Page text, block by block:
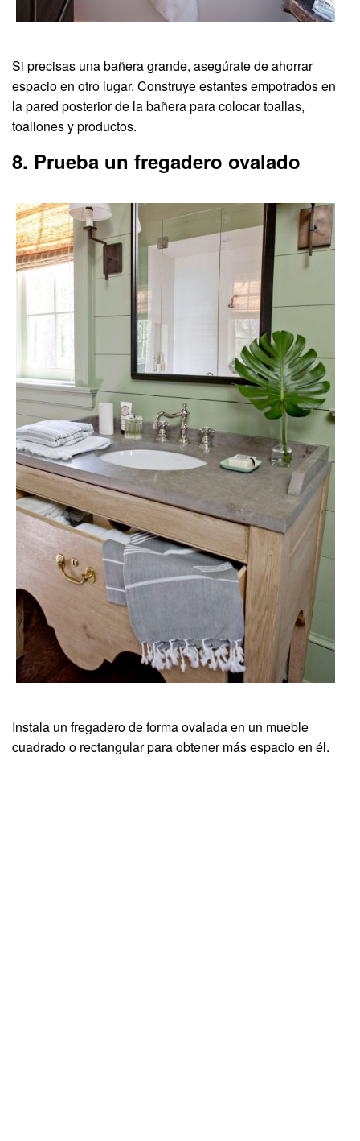
Si precisas una bañera grande, asegúrate de ahorrar
espacio en otro lugar. Construye estantes empotrados en
la pared posterior de la bañera para colocar toallas,
toallones y productos.
8. Prueba un fregadero ovalado
Instala un fregadero de forma ovalada en un mueble
cuadrado o rectangular para obtener más espacio en él.